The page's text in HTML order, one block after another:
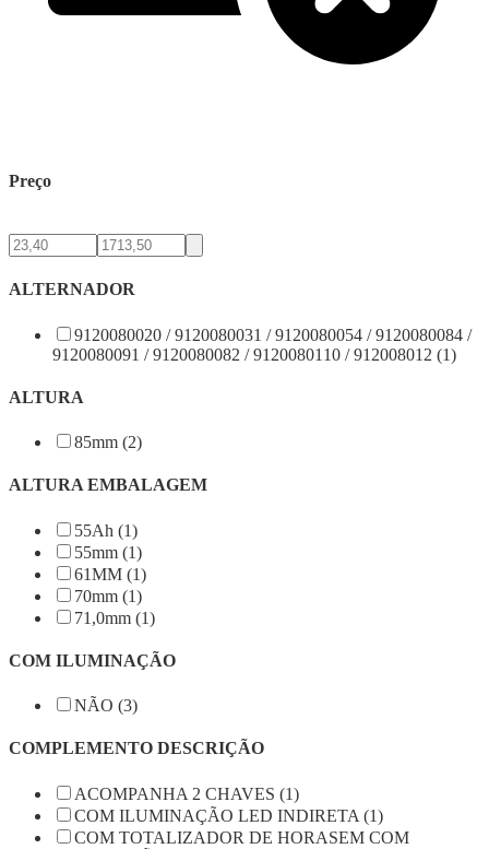
Preço
ALTERNADOR
9120080020 / 9120080031 / 9120080054 / 9120080084 /
9120080091 / 9120080082 / 9120080110 / 912008012 (1)
ALTURA
85mm (2)
ALTURA EMBALAGEM
55Ah (1)
55mm (1)
61MM (1)
70mm (1)
71,0mm (1)
COM ILUMINAÇÃO
NÃO (3)
COMPLEMENTO DESCRIÇÃO
ACOMPANHA 2 CHAVES (1)
COM ILUMINAÇÃO LED INDIRETA (1)
COM TOTALIZADOR DE HORASEM COM